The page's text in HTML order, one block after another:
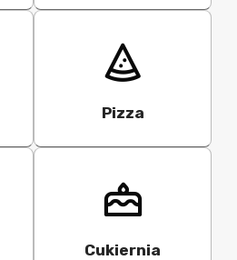
Pizza
Cukiernia